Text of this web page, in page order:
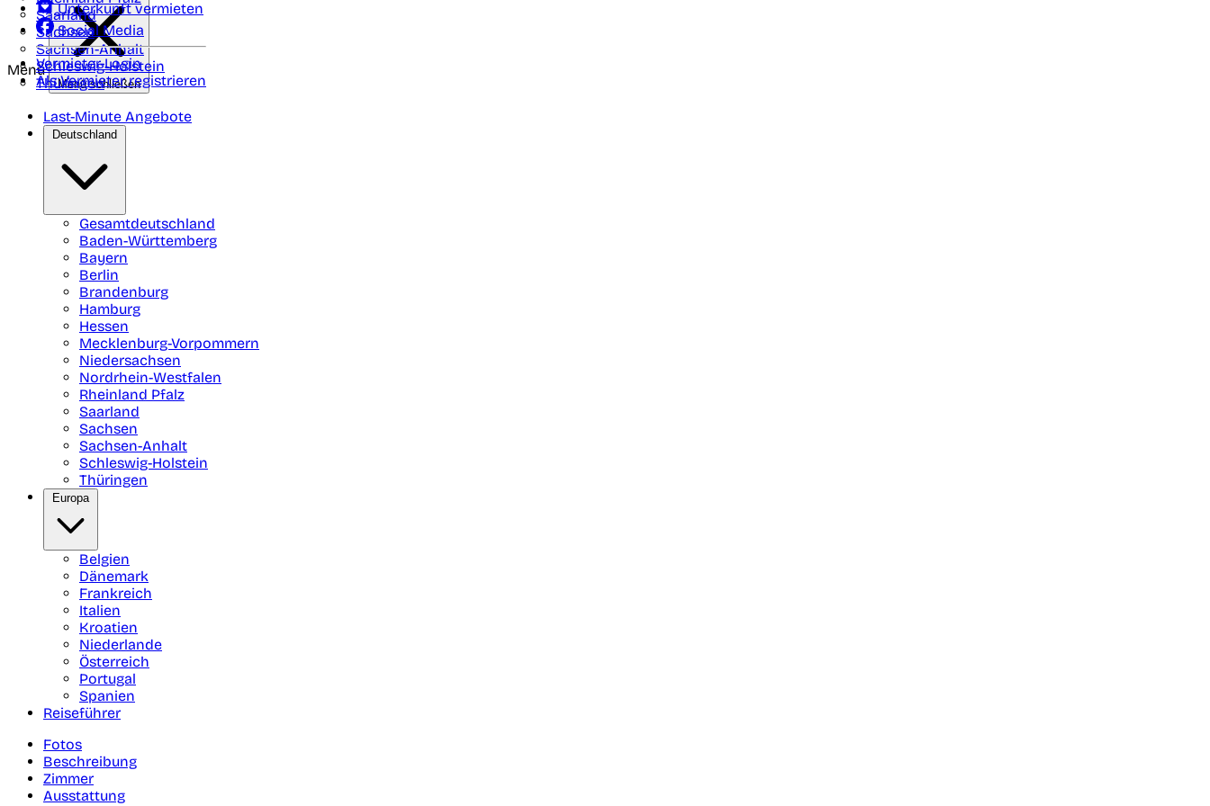
Saarland
Sachsen
Sachsen-Anhalt
Schleswig-Holstein
Thüringen
Unterkunft vermieten
Social Media
Vermieter-Login
Als Vermieter registrieren
Menü
Menü schließen
Last-Minute Angebote
Deutschland
Gesamtdeutschland
Baden-Württemberg
Bayern
Berlin
Brandenburg
Hamburg
Hessen
Mecklenburg-Vorpommern
Niedersachsen
Nordrhein-Westfalen
Rheinland Pfalz
Saarland
Sachsen
Sachsen-Anhalt
Schleswig-Holstein
Thüringen
Europa
Belgien
Dänemark
Frankreich
Italien
Kroatien
Niederlande
Österreich
Portugal
Spanien
Reiseführer
Fotos
Beschreibung
Zimmer
Ausstattung